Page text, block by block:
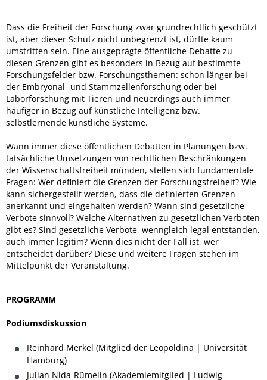
Dass die Freiheit der Forschung zwar grundrechtlich geschützt
ist, aber dieser Schutz nicht unbegrenzt ist, dürfte kaum
umstritten sein. Eine ausgeprägte öffentliche Debatte zu
diesen Grenzen gibt es besonders in Bezug auf bestimmte
Forschungsfelder bzw. Forschungsthemen: schon länger bei
der Embryonal- und Stammzellenforschung oder bei
Laborforschung mit Tieren und neuerdings auch immer
häufiger in Bezug auf künstliche Intelligenz bzw.
selbstlernende künstliche Systeme.
Wann immer diese öffentlichen Debatten in Planungen bzw.
tatsächliche Umsetzungen von rechtlichen Beschränkungen
der Wissenschaftsfreiheit münden, stellen sich fundamentale
Fragen: Wer definiert die Grenzen der Forschungsfreiheit? Wie
kann sichergestellt werden, dass die definierten Grenzen
anerkannt und eingehalten werden? Wann sind gesetzliche
Verbote sinnvoll? Welche Alternativen zu gesetzlichen Verboten
gibt es? Sind gesetzliche Verbote, wenngleich legal entstanden,
auch immer legitim? Wenn dies nicht der Fall ist, wer
entscheidet darüber? Diese und weitere Fragen stehen im
Mittelpunkt der Veranstaltung.
PROGRAMM
Podiumsdiskussion
Reinhard Merkel (Mitglied der Leopoldina | Universität
Hamburg)
Julian Nida-Rümelin (Akademiemitglied | Ludwig-